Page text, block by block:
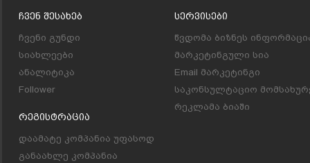
Ჩვენ Შესახებ
ჩვენი გუნდი
სიახლეები
ანალიტიკა
Follower
Რეგისტრაცია
დაამატე კომპანია უფასოდ
განაახლე კომპანია
Სერვისები
წვდომა ბიზნეს
მარკეტინგული სია
Email მარკეტინგი
საკონსულტაციო
რეკლამა ბიაში